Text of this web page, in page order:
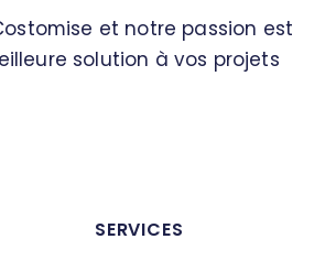
et notre passion est
solution à vos projets
SERVICES